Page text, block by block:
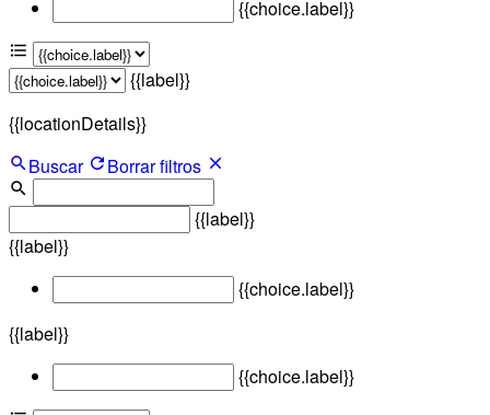
{{choice.label}}
{{label}}
{{locationDetails}}
Buscar
Borrar filtros
{{label}}
{{label}}
{{choice.label}}
{{label}}
{{choice.label}}